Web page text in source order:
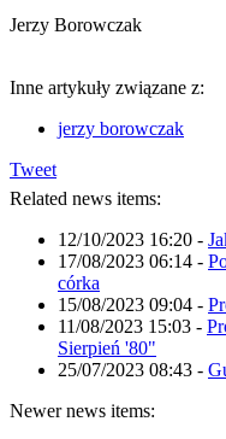
Jerzy Borowczak
Inne artykuły związane z:
jerzy borowczak
Tweet
Related news items:
12/10/2023 16:20 -
17/08/2023 06:14 -
córka
15/08/2023 09:04 -
11/08/2023 15:03 -
Sierpień '80"
25/07/2023 08:43 -
Newer news items: